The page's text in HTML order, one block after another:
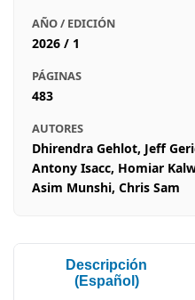
AÑO / EDICIÓN
2026 / 1
PÁGINAS
483
AUTORES
Dhirendra Gehlot, Jeff
Antony Isacc, Homiar
Asim Munshi, Chris Sam
Descripción
(Español)